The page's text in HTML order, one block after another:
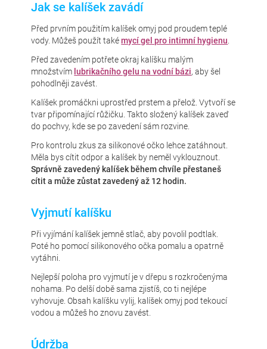
Jak se kalíšek zavádí
Před prvním použitím kalíšek omyj pod proudem teplé
vody. Můžeš použít takémycí gel pro intimní hygienu.
Před zavedením potřete okraj kalíšku malým
množstvím lubrikačního gelu na vodní bázi, aby šel
pohodlněji zavést.
Kalíšek promáčkni uprostřed prstem a přelož. Vytvoří se
tvar připomínající růžičku. Takto složený kalíšek zaveď
do pochvy, kde se po zavedení sám rozvine.
Pro kontrolu zkus za silikonové očko lehce zatáhnout.
Měla bys cítit odpor a kalíšek by neměl vyklouznout.
Správně zavedený kalíšek během chvíle přestaneš
cítit a může zůstat zavedený až 12 hodin.
Vyjmutí kalíšku
Při vyjímání kalíšek jemně stlač, aby povolil podtlak.
Poté ho pomocí silikonového očka pomalu a opatrně
vytáhni.
Nejlepší poloha pro vyjmutí je v dřepu s rozkročenýma
nohama. Po delší době sama zjistíš, co ti nejlépe
vyhovuje. Obsah kalíšku vylij, kalíšek omyj pod tekoucí
vodou a můžeš ho znovu zavést.
Údržba